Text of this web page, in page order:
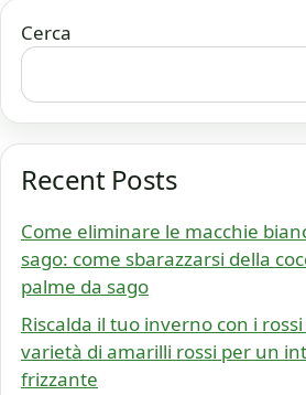
Cerca
Recent Posts
Come eliminare le macchie
sago: come sbarazzarsi della
palme da sago
Riscalda il tuo inverno con i
varietà di amarilli rossi per un
frizzante